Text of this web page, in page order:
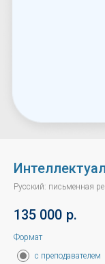
Русский: письменная
135 000 р.
Формат
с преподавателем